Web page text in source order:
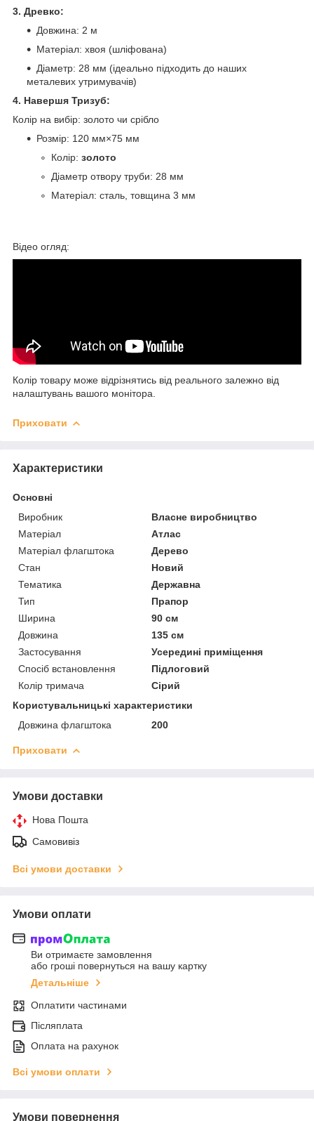
3. Древко:
Довжина: 2 м
Матеріал: хвоя (шліфована)
Діаметр: 28 мм (ідеально підходить до наших
металевих утримувачів)
4. Навершя Тризуб:
Колір на вибір: золото чи срібло
Розмір: 120 мм×75 мм
Колір: золото
Діаметр отвору труби: 28 мм
Матеріал: сталь, товщина 3 мм
Відео огляд:
Колір товару може відрізнятись від реального залежно від
налаштувань вашого монітора.
Приховати
Характеристики
Основні
Виробник
Власне виробництво
Матеріал
Атлас
Матеріал флагштока
Дерево
Стан
Новий
Тематика
Державна
Тип
Прапор
Ширина
90 см
Довжина
135 см
Застосування
Усередині приміщення
Спосіб встановлення
Підлоговий
Колір тримача
Сірий
Користувальницькі характеристики
Довжина флагштока
200
Приховати
Умови доставки
Нова Пошта
Самовивіз
Всі умови доставки
Умови оплати
Ви отримаєте замовлення
або гроші повернуться на вашу картку
Детальніше
Оплатити частинами
Післяплата
Оплата на рахунок
Всі умови оплати
Умови повернення